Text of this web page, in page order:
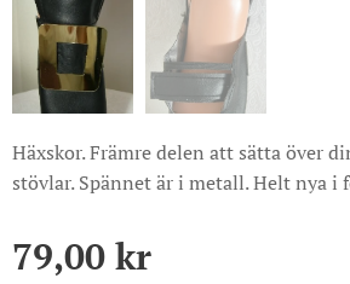
Häxskor. Främre delen att sätta över
stövlar. Spännet är i metall. Helt nya i
79,00 kr